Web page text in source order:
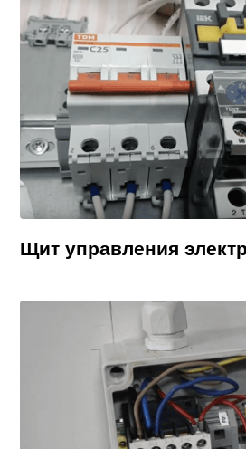
Щит управления